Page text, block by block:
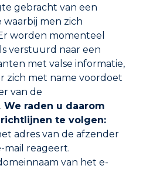
schoon, droog en ontvet
en vrouwelijke aansluiting
best past bij de
(aard en temperatuur van
aansluiting, staat van de
mannelijke aansluiting in de
en strijk glad.
te downloaden
gebracht van een
men zich
worden momenteel
verstuurd naar een
met valse informatie,
zich met name voordoet
van de
We raden u daarom
te volgen:
adres van de afzender
mail reageert.
van het e-